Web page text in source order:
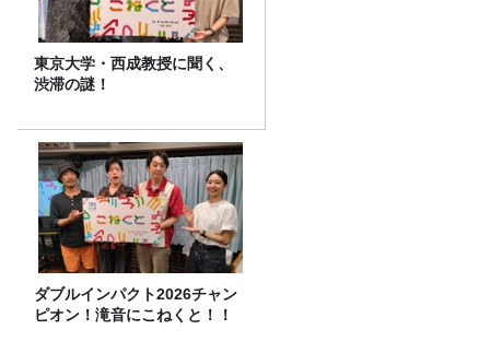
東京大学・西成教授に聞く、
渋滞の謎！
ダブルインパクト2026チャン
ピオン！滝音にこねくと！！